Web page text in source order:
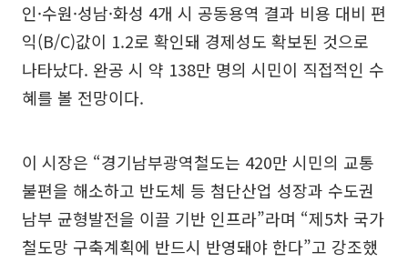
인·수원·성남·화성 4개 시 공동용역 결과 비용 대비 편
익(B/C)값이 1.2로 확인돼 경제성도 확보된 것으로
나타났다. 완공 시 약 138만 명의 시민이 직접적인 수
혜를 볼 전망이다.
이 시장은 “경기남부광역철도는 420만 시민의 교통
불편을 해소하고 반도체 등 첨단산업 성장과 수도권
남부 균형발전을 이끌 기반 인프라”라며 “제5차 국가
철도망 구축계획에 반드시 반영돼야 한다”고 강조했